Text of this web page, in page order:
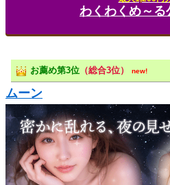
わくわくめ～る
お薦め第3位 （総合3位） new!
ムーン